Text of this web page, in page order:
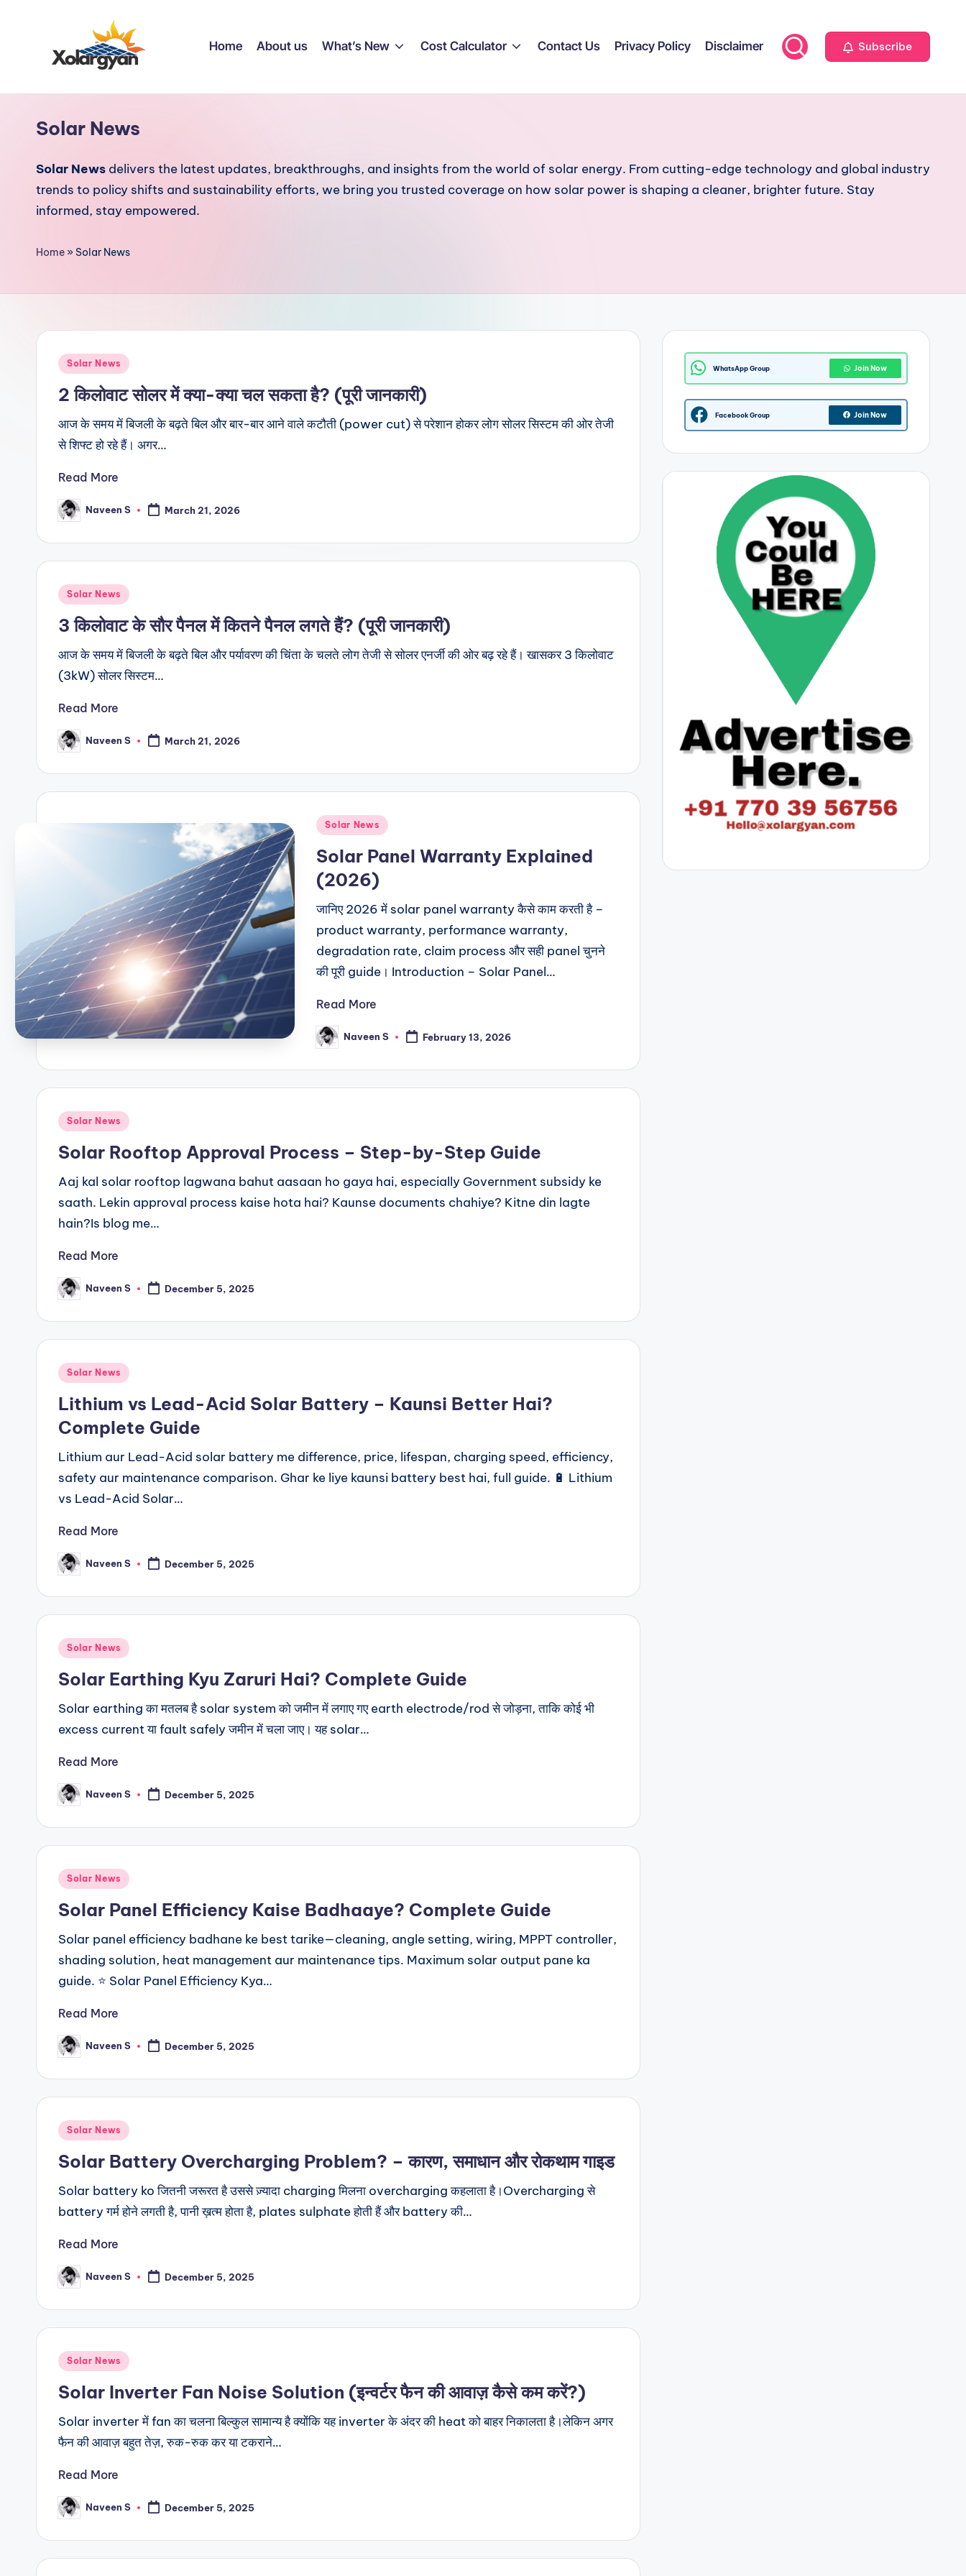
X
o
a
r
a
n
m
Home About us What’s New Cost Calculator Contact Us Privacy Policy Disclaimer Subscribe
Solar News
Solar News delivers the latest updates, breakthroughs, and insights from the world of solar energy. From cutting-edge technology and global industry
trends to policy shifts and sustainability efforts, we bring you trusted coverage on how solar power is shaping a cleaner, brighter future. Stay
informed, stay empowered.
Home » Solar News
Posted
Solar News
2 किलोवाट सोलर में क्या-क्या चल सकता है? (पूरी जानकारी)
आज के समय में बिजली के बढ़ते बिल और बार-बार आने वाले कटौती (power cut) से परेशान होकर लोग सोलर सिस्टम की ओर तेजी
से शिफ्ट हो रहे हैं। अगर…
Read More
Posted
by
Naveen S March 21, 2026
Posted
Solar News
3 किलोवाट के सौर पैनल में कितने पैनल लगते हैं? (पूरी जानकारी)
आज के समय में बिजली के बढ़ते बिल और पर्यावरण की चिंता के चलते लोग तेजी से सोलर एनर्जी की ओर बढ़ रहे हैं। खासकर 3 किलोवाट
(3kW) सोलर सिस्टम…
Read More
Posted
by
Naveen S March 21, 2026
Posted
Solar News
Solar Panel Warranty Explained
(2026)
जानिए 2026 में solar panel warranty कैसे काम करती है –
product warranty, performance warranty,
degradation rate, claim process और सही panel चुनने
की पूरी guide। Introduction – Solar Panel…
Read More
Posted
by
Naveen S February 13, 2026
Posted
Solar News
Solar Rooftop Approval Process – Step-by-Step Guide
Aaj kal solar rooftop lagwana bahut aasaan ho gaya hai, especially Government subsidy ke
saath. Lekin approval process kaise hota hai? Kaunse documents chahiye? Kitne din lagte
hain?Is blog me…
Read More
Posted
by
Naveen S December 5, 2025
Posted
Solar News
Lithium vs Lead-Acid Solar Battery – Kaunsi Better Hai?
Complete Guide
Lithium aur Lead-Acid solar battery me difference, price, lifespan, charging speed, efficiency,
safety aur maintenance comparison. Ghar ke liye kaunsi battery best hai, full guide. 🔋 Lithium
vs Lead-Acid Solar…
Read More
Posted
by
Naveen S December 5, 2025
Posted
Solar News
Solar Earthing Kyu Zaruri Hai? Complete Guide
Solar earthing का मतलब है solar system को जमीन में लगाए गए earth electrode/rod से जोड़ना, ताकि कोई भी
excess current या fault safely जमीन में चला जाए। यह solar…
Read More
Posted
by
Naveen S December 5, 2025
Posted
Solar News
Solar Panel Efficiency Kaise Badhaaye? Complete Guide
Solar panel efficiency badhane ke best tarike—cleaning, angle setting, wiring, MPPT controller,
shading solution, heat management aur maintenance tips. Maximum solar output pane ka
guide. ⭐ Solar Panel Efficiency Kya…
Read More
Posted
by
Naveen S December 5, 2025
Posted
Solar News
Solar Battery Overcharging Problem? – कारण, समाधान और रोकथाम गाइड
Solar battery ko जितनी जरूरत है उससे ज़्यादा charging मिलना overcharging कहलाता है।Overcharging से
battery गर्म होने लगती है, पानी ख़त्म होता है, plates sulphate होती हैं और battery की…
Read More
Posted
by
Naveen S December 5, 2025
Posted
Solar News
Solar Inverter Fan Noise Solution (इन्वर्टर फैन की आवाज़ कैसे कम करें?)
Solar inverter में fan का चलना बिल्कुल सामान्य है क्योंकि यह inverter के अंदर की heat को बाहर निकालता है।लेकिन अगर
फैन की आवाज़ बहुत तेज़, रुक-रुक कर या टकराने…
Read More
Posted
by
Naveen S December 5, 2025
WhatsApp Group Join Now
Facebook Group Join Now